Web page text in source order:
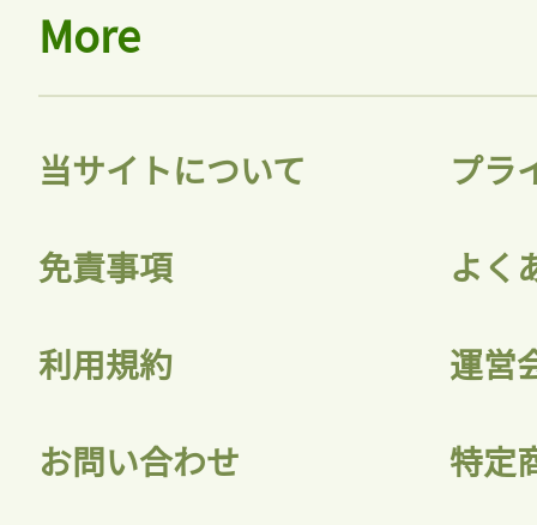
More
当サイトについて プラ
免責事項 よく
利用規約 運営
お問い合わせ 特定